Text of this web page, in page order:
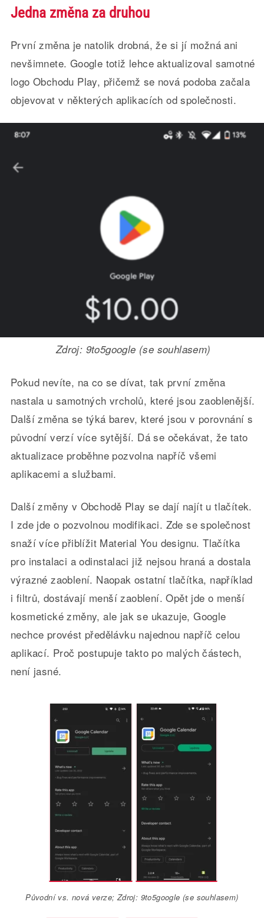
Jedna změna za druhou
První změna je natolik drobná, že si jí možná ani
nevšimnete. Google totiž lehce aktualizoval samotné
logo Obchodu Play, přičemž se nová podoba začala
objevovat v některých aplikacích od společnosti.
Zdroj: 9to5google (se souhlasem)
Pokud nevíte, na co se dívat, tak první změna
nastala u samotných vrcholů, které jsou zaoblenější.
Další změna se týká barev, které jsou v porovnání s
původní verzí více sytější. Dá se očekávat, že tato
aktualizace proběhne pozvolna napříč všemi
aplikacemi a službami.
Další změny v Obchodě Play se dají najít u tlačítek.
I zde jde o pozvolnou modifikaci. Zde se společnost
snaží více přiblížit Material You designu. Tlačítka
pro instalaci a odinstalaci již nejsou hraná a dostala
výrazné zaoblení. Naopak ostatní tlačítka, například
i filtrů, dostávají menší zaoblení. Opět jde o menší
kosmetické změny, ale jak se ukazuje, Google
nechce provést předělávku najednou napříč celou
aplikací. Proč postupuje takto po malých částech,
není jasné.
Původní vs. nová verze; Zdroj: 9to5google (se souhlasem)